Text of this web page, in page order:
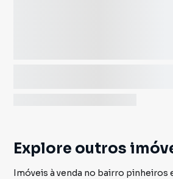
Explore outros
Imóveis à venda no bairro pinheiros